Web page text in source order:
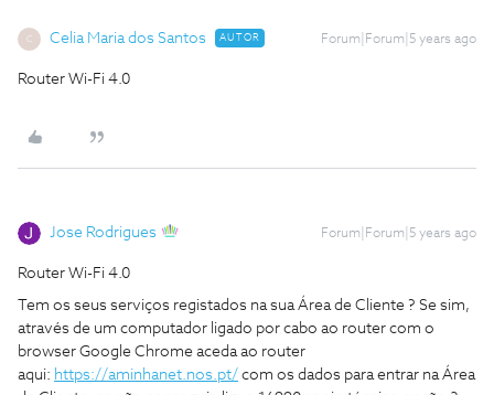
C Celia Maria dos Santos AUTOR Forum|Forum|5 years ago
Router Wi-Fi 4.0
Jose Rodrigues Forum|Forum|5 years ago
Router Wi-Fi 4.0
Tem os seus serviços registados na sua Área de Cliente ? Se sim,
através de um computador ligado por cabo ao router com o
browser Google Chrome aceda ao router
aqui: https://aminhanet.nos.pt/ com os dados para entrar na Área